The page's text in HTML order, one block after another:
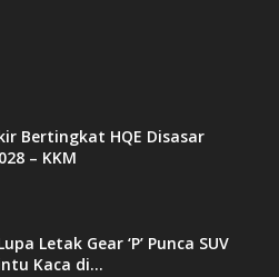
Bertingkat HQE Disasar
– KKM
Letak Gear ‘P’ Punca SUV
Kaca di...